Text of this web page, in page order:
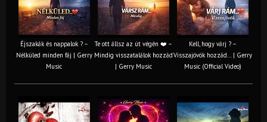
Éjszakák és nappalok ? –
Nélküled minden fáj | Gerry
Music
Te ott állsz az út végén ❤️ –
Mindig visszatalálok hozzád
| Gerry Music
Kell, hogy várj ? –
Visszajövök hozzád… | Gerry
Music (Official Video)